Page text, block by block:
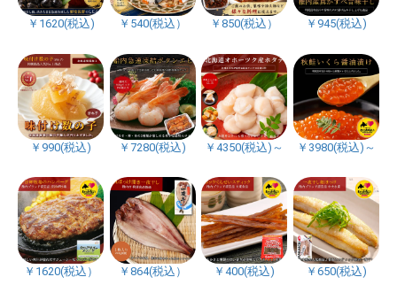
￥1620(税込) ￥540(税込） ￥850(税込） ￥945(税込)
￥990(税込) ￥7280(税込) ￥4350(税込)～ ￥3980(税込)～
￥1620(税込） ￥864(税込） ￥400(税込) ￥650(税込)